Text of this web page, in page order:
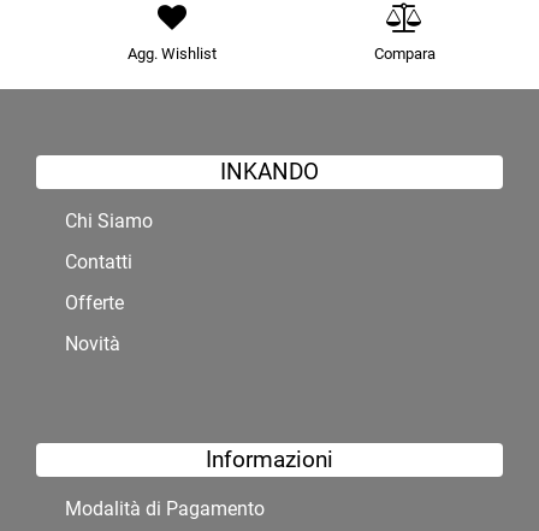
Agg. Wishlist Compara
INKANDO
Chi Siamo
Contatti
Offerte
Novità
Informazioni
Modalità di Pagamento